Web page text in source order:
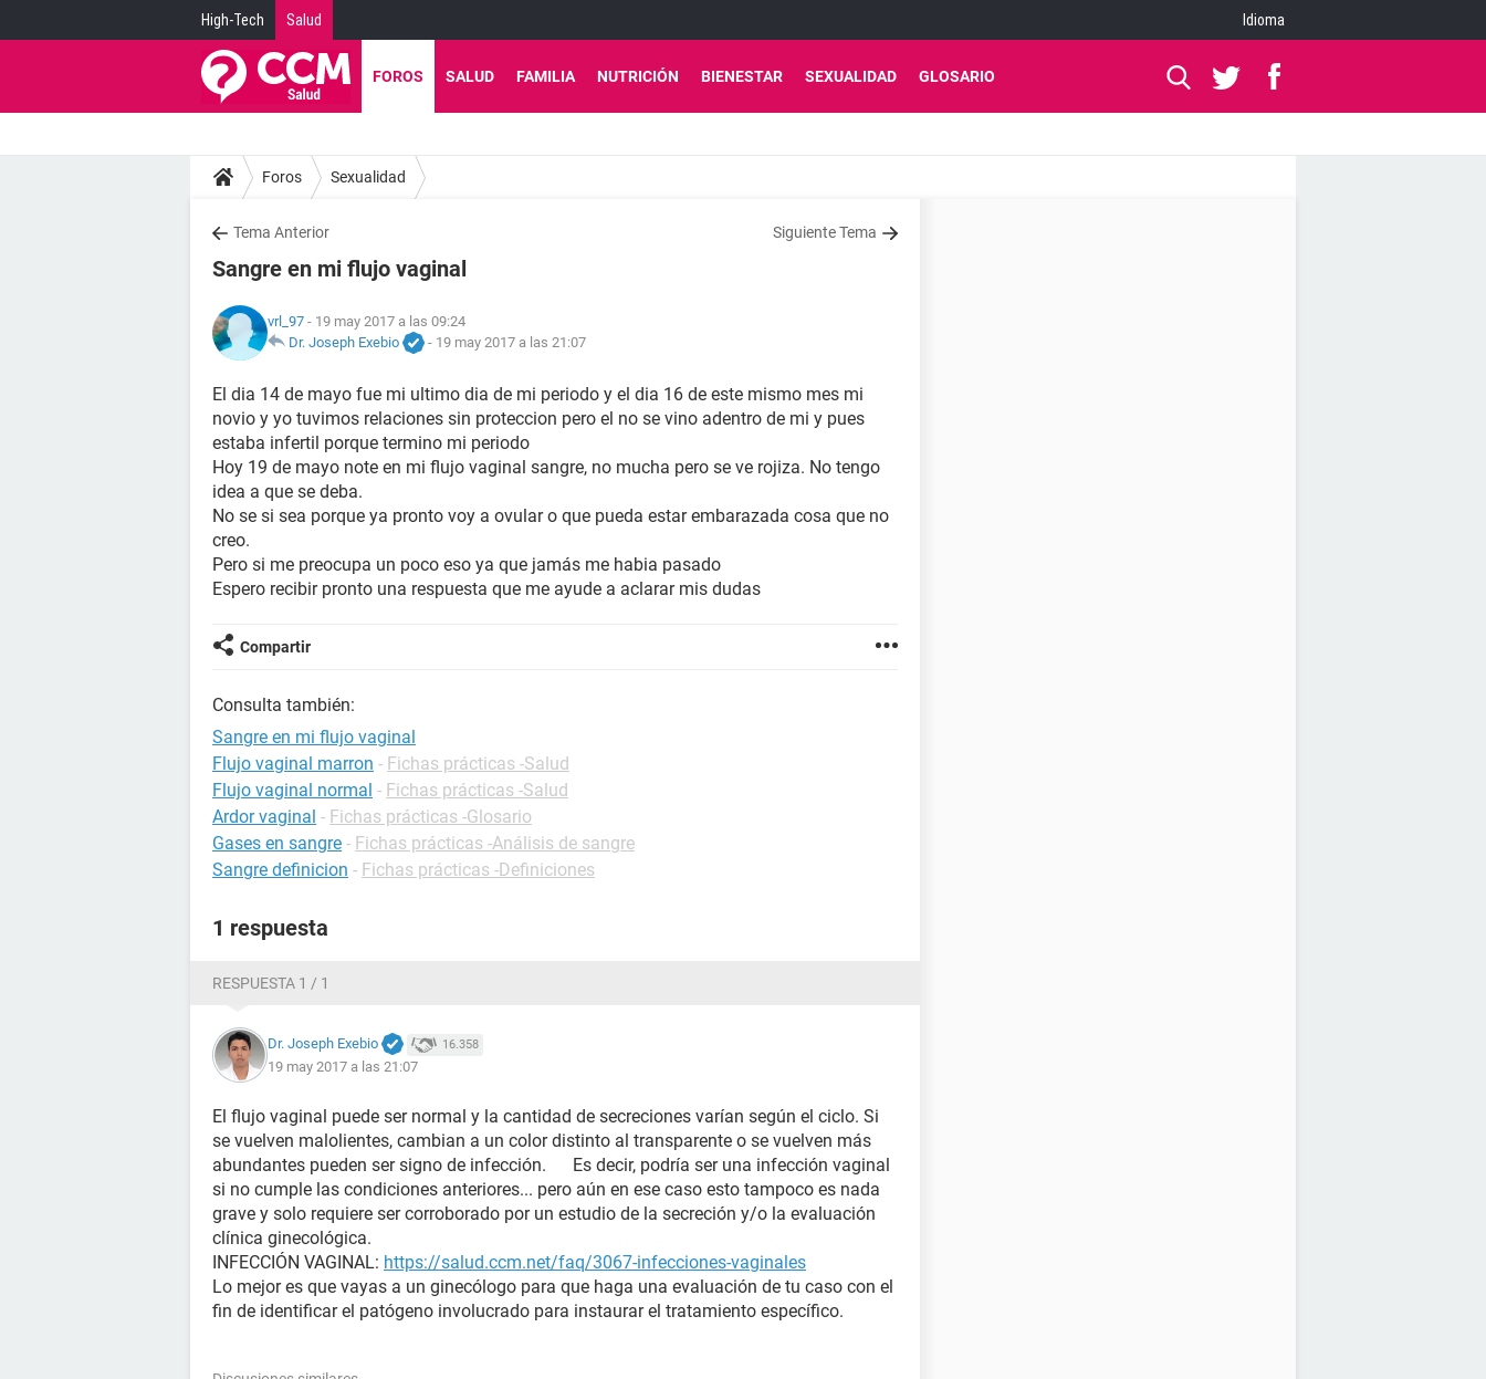
High-Tech Salud Idioma
FOROS SALUD FAMILIA NUTRICIÓN BIENESTAR SEXUALIDAD GLOSARIO
Foros Sexualidad
Tema Anterior Siguiente Tema
Sangre en mi flujo vaginal
vrl_97 - 19 may 2017 a las 09:24
Dr. Joseph Exebio
- 19 may 2017 a las 21:07
El dia 14 de mayo fue mi ultimo dia de mi periodo y el dia 16 de este mismo mes mi
novio y yo tuvimos relaciones sin proteccion pero el no se vino adentro de mi y pues
estaba infertil porque termino mi periodo
Hoy 19 de mayo note en mi flujo vaginal sangre, no mucha pero se ve rojiza. No tengo
idea a que se deba.
No se si sea porque ya pronto voy a ovular o que pueda estar embarazada cosa que no
creo.
Pero si me preocupa un poco eso ya que jamás me habia pasado
Espero recibir pronto una respuesta que me ayude a aclarar mis dudas
Compartir
Consulta también:
Sangre en mi flujo vaginal
Flujo vaginal marron - Fichas prácticas -Salud
Flujo vaginal normal - Fichas prácticas -Salud
Ardor vaginal - Fichas prácticas -Glosario
Gases en sangre - Fichas prácticas -Análisis de sangre
Sangre definicion - Fichas prácticas -Definiciones
1 respuesta
RESPUESTA 1 / 1
Dr. Joseph Exebio 16.358
19 may 2017 a las 21:07
El flujo vaginal puede ser normal y la cantidad de secreciones varían según el ciclo. Si
se vuelven malolientes, cambian a un color distinto al transparente o se vuelven más
abundantes pueden ser signo de infección. Es decir, podría ser una infección vaginal
si no cumple las condiciones anteriores... pero aún en ese caso esto tampoco es nada
grave y solo requiere ser corroborado por un estudio de la secreción y/o la evaluación
clínica ginecológica.
INFECCIÓN VAGINAL: https://salud.ccm.net/faq/3067-infecciones-vaginales
Lo mejor es que vayas a un ginecólogo para que haga una evaluación de tu caso con el
fin de identificar el patógeno involucrado para instaurar el tratamiento específico.